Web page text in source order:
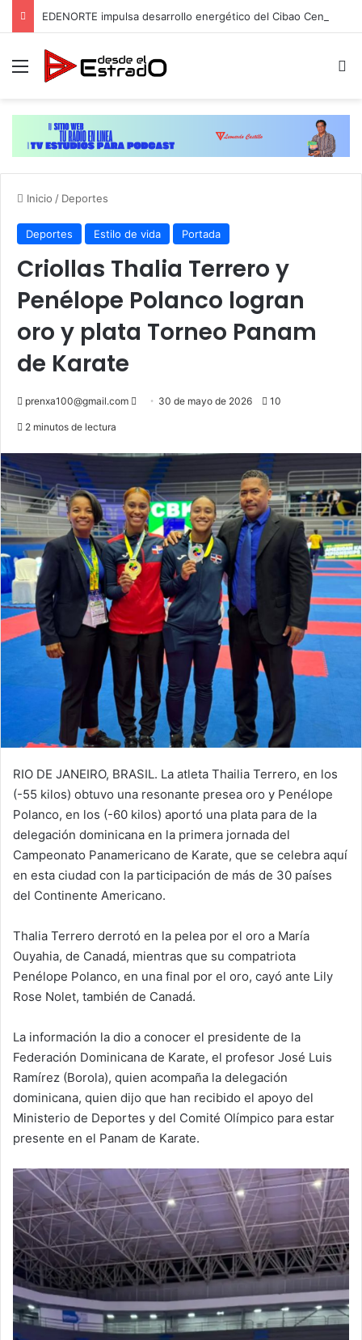
Menú
Inicio / Deportes
Deportes Estilo de vida Portada
Criollas Thalia Terrero y
Penélope Polanco logran
oro y plata Torneo Panam
de Karate
prenxa100@gmail.com
Send 30 de mayo de 2026 10
2 minutos de lectura
RIO DE JANEIRO, BRASIL. La atleta Thailia Terrero, en los
(-55 kilos) obtuvo una resonante presea oro y Penélope
Polanco, en los (-60 kilos) aportó una plata para de la
delegación dominicana en la primera jornada del
Campeonato Panamericano de Karate, que se celebra aquí
en esta ciudad con la participación de más de 30 países
del Continente Americano.
Thalia Terrero derrotó en la pelea por el oro a María
Ouyahia, de Canadá, mientras que su compatriota
Penélope Polanco, en una final por el oro, cayó ante Lily
Rose Nolet, también de Canadá.
La información la dio a conocer el presidente de la
Federación Dominicana de Karate, el profesor José Luis
Ramírez (Borola), quien acompaña la delegación
dominicana, quien dijo que han recibido el apoyo del
Ministerio de Deportes y del Comité Olímpico para estar
presente en el Panam de Karate.